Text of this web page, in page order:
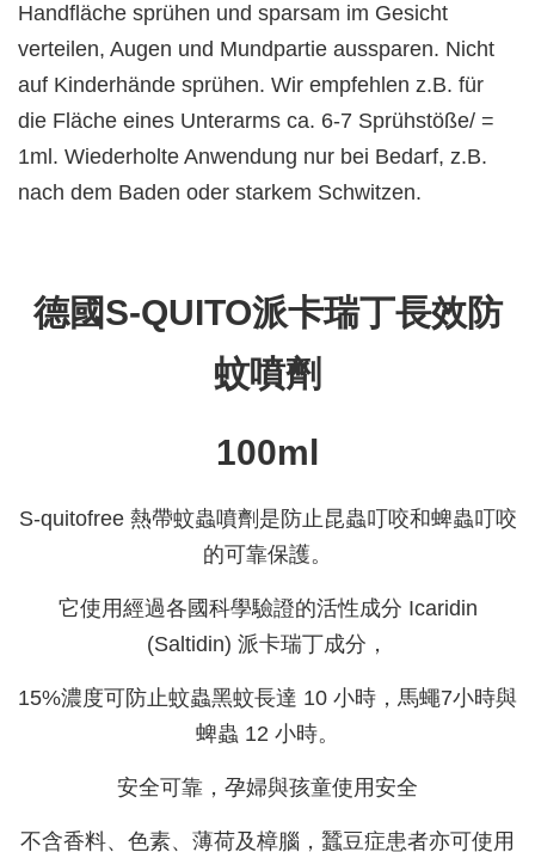
Handfläche sprühen und sparsam im Gesicht
verteilen, Augen und Mundpartie aussparen. Nicht
auf Kinderhände sprühen. Wir empfehlen z.B. für
die Fläche eines Unterarms ca. 6-7 Sprühstöße/ =
1ml. Wiederholte Anwendung nur bei Bedarf, z.B.
nach dem Baden oder starkem Schwitzen.
德國S-QUITO派卡瑞丁長效防
蚊噴劑
100ml
S-quitofree 熱帶蚊蟲噴劑是防止昆蟲叮咬和蜱蟲叮咬
的可靠保護。
它使用經過各國科學驗證的活性成分 Icaridin
(Saltidin) 派卡瑞丁成分，
15%濃度可防止蚊蟲黑蚊長達 10 小時，馬蠅7小時與
蜱蟲 12 小時。
安全可靠，孕婦與孩童使用安全
不含香料、色素、薄荷及樟腦，蠶豆症患者亦可使用